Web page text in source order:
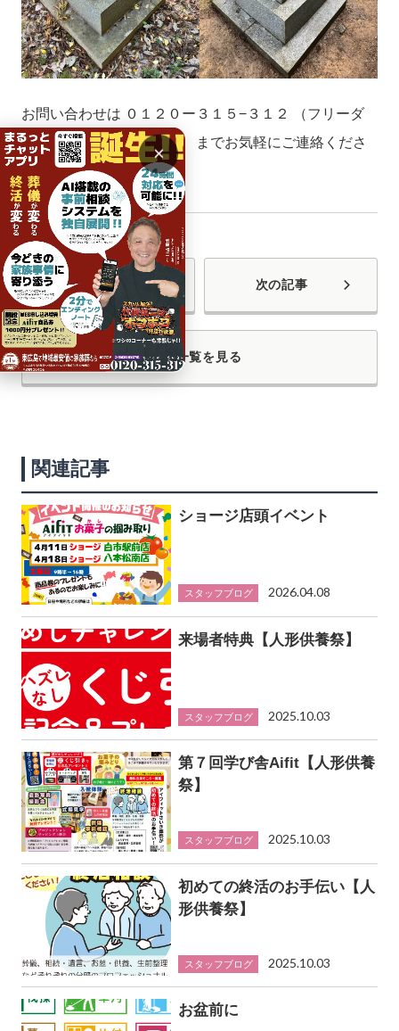
お問い合わせは ０１２０ー３１５−３１２ （フリーダ
イヤルさいごはさいきに） までお気軽にご連絡くださ
い。
前の記事 次の記事
一覧を見る
関連記事
ショージ店頭イベント
スタッフブログ 2026.04.08
来場者特典【人形供養祭】
スタッフブログ 2025.10.03
第７回学び舎Aifit【人形供養
祭】
スタッフブログ 2025.10.03
初めての終活のお手伝い【人
形供養祭】
スタッフブログ 2025.10.03
お盆前に
×